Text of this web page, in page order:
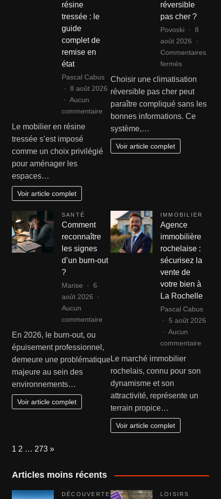
résine
tressée : le
guide
complet de
remise en
état
Pascal Cabus
8 août 2026
Aucun
commentairesur
ses
fauteuils
et
guide
complet
de
Le mobilier en résine
tressée s’est imposé
comme un choix privilégié
pour aménager les
espaces…
Voir article complet
réversible
pas cher ?
Povoski
8
août 2026
Commentaires
ferméssur
Comment
climatisation
réversible
Choisir une climatisation
réversible pas cher peut
paraître compliqué sans les
bonnes informations. Ce
système,…
Voir article complet
SANTÉ
Comment
reconnaître
les signes
d’un burn-out
?
Marise
6
août 2026
Aucun
commentairesur
les
signes
d’un
burn-
out
En 2026, le burn-out, ou
épuisement professionnel,
demeure une problématique
majeure au sein des
environnements…
Voir article complet
IMMOBILIER
Agence
immobilière
rochelaise :
sécurisez la
vente de
votre bien à
La Rochelle
Pascal Cabus
5 août 2026
Aucun
commentaire
La
Le marché immobilier
rochelais, connu pour son
dynamisme et son
attractivité, représente un
terrain propice…
Voir article complet
Page:
1 2 … 273 Next
»
Articles moins récents
DÉCOUVERTE
LOISIRS